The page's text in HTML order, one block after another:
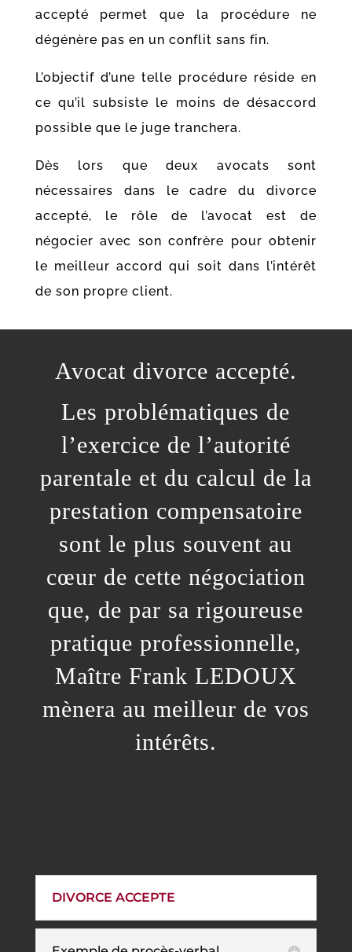
accepté permet que la procédure ne
dégénère pas en un conflit sans fin.
L’objectif d’une telle procédure réside en
ce qu’il subsiste le moins de désaccord
possible que le juge tranchera.
Dès lors que deux avocats sont
nécessaires dans le cadre du divorce
accepté, le rôle de l’avocat est de
négocier avec son confrère pour obtenir
le meilleur accord qui soit dans l’intérêt
de son propre client.
Avocat divorce accepté.
Les problématiques de
l’exercice de l’autorité
parentale et du calcul de la
prestation compensatoire
sont le plus souvent au
cœur de cette négociation
que, de par sa rigoureuse
pratique professionnelle,
Maître Frank LEDOUX
mènera au meilleur de vos
intérêts.
DIVORCE ACCEPTE